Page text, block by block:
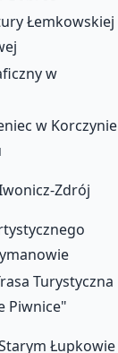
Łemkowskiej
w
w Korczynie
Zdrój
Turystyczna
Piwnice"
Łupkowie